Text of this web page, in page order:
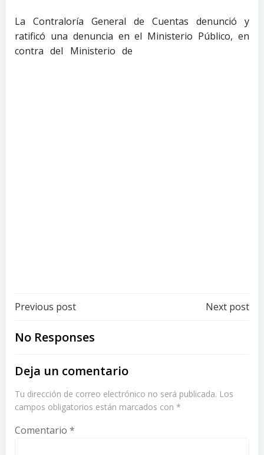
La Contraloría General de Cuentas denunció y
ratificó una denuncia en el Ministerio Público, en
contra del Ministerio de
Post
navigation
Previous post Next post
No Responses
Deja un comentario
Tu dirección de correo electrónico no será publicada. Los
campos obligatorios están marcados con *
Comentario *